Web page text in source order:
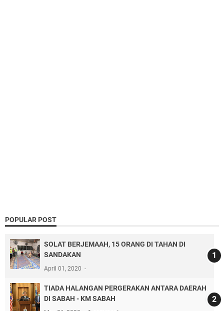
POPULAR POST
SOLAT BERJEMAAH, 15 ORANG DI TAHAN DI
SANDAKAN
April 01, 2020
TIADA HALANGAN PERGERAKAN ANTARA DAERAH
DI SABAH - KM SABAH